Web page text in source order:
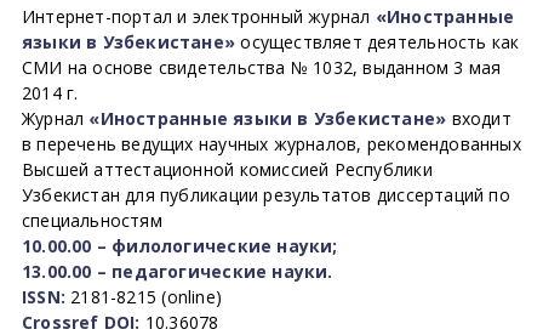
Интернет-портал и электронный журнал «Иностранные
языки в Узбекистане» осуществляет деятельность как
СМИ на основе свидетельства № 1032, выданном 3 мая
2014 г.
Журнал «Иностранные языки в Узбекистане» входит
в перечень ведущих научных журналов, рекомендованных
Высшей аттестационной комиссией Республики
Узбекистан для публикации результатов диссертаций по
специальностям
10.00.00 – филологические науки;
13.00.00 – педагогические науки.
ISSN: 2181-8215 (online)
Crossref DOI: 10.36078